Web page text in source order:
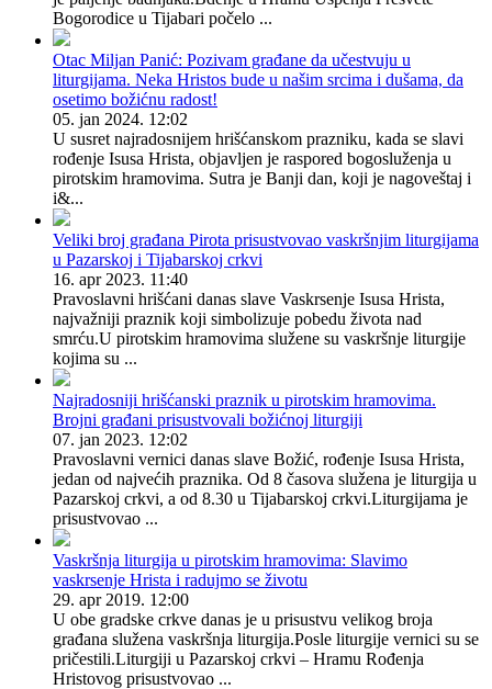
Bogorodice u Tijabari počelo ...
Otac Miljan Panić: Pozivam građane da učestvuju u
liturgijama. Neka Hristos bude u našim srcima i dušama, da
osetimo božićnu radost!
05. jan 2024. 12:02
U susret najradosnijem hrišćanskom prazniku, kada se slavi
rođenje Isusa Hrista, objavljen je raspored bogosluženja u
pirotskim hramovima. Sutra je Banji dan, koji je nagoveštaj i
i&...
Veliki broj građana Pirota prisustvovao vaskršnjim liturgijama
u Pazarskoj i Tijabarskoj crkvi
16. apr 2023. 11:40
Pravoslavni hrišćani danas slave Vaskrsenje Isusa Hrista,
najvažniji praznik koji simbolizuje pobedu života nad
smrću.U pirotskim hramovima služene su vaskršnje liturgije
kojima su ...
Najradosniji hrišćanski praznik u pirotskim hramovima.
Brojni građani prisustvovali božićnoj liturgiji
07. jan 2023. 12:02
Pravoslavni vernici danas slave Božić, rođenje Isusa Hrista,
jedan od najvećih praznika. Od 8 časova služena je liturgija u
Pazarskoj crkvi, a od 8.30 u Tijabarskoj crkvi.Liturgijama je
prisustvovao ...
Vaskršnja liturgija u pirotskim hramovima: Slavimo
vaskrsenje Hrista i radujmo se životu
29. apr 2019. 12:00
U obe gradske crkve danas je u prisustvu velikog broja
građana služena vaskršnja liturgija.Posle liturgije vernici su se
pričestili.Liturgiji u Pazarskoj crkvi – Hramu Rođenja
Hristovog prisustvovao ...